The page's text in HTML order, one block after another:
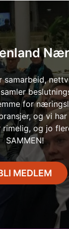
samarbeid,
for
og vi
rimelig, og jo
SAMMEN!
MEDLEM